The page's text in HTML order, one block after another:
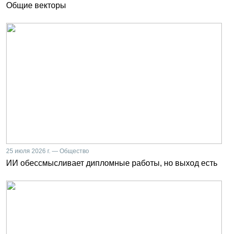
Общие векторы
25 июля 2026 г. — Общество
ИИ обессмысливает дипломные работы, но выход есть